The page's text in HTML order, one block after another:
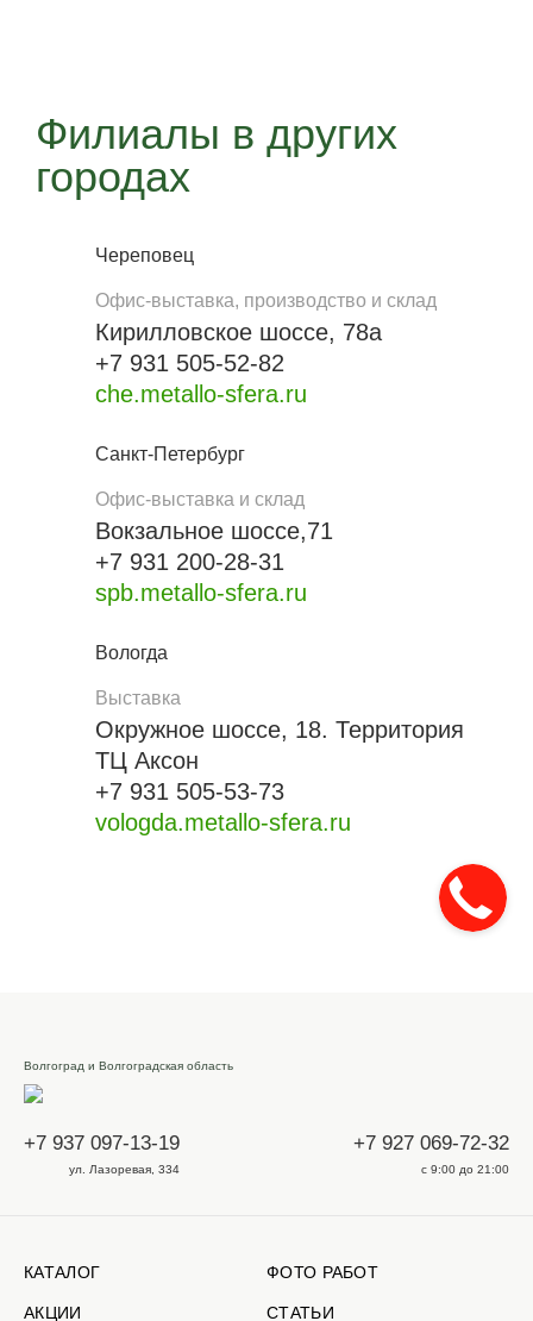
Филиалы в других
городах
Череповец
Офис-выставка, производство и склад
Кирилловское шоссе, 78а
+7 931 505-52-82
che.metallo-sfera.ru
Санкт-Петербург
Офис-выставка и склад
Вокзальное шоссе,71
+7 931 200-28-31
spb.metallo-sfera.ru
Вологда
Выставка
Окружное шоссе, 18. Территория
ТЦ Аксон
+7 931 505-53-73
vologda.metallo-sfera.ru
Волгоград и Волгоградская область
+7 937 097-13-19
ул. Лазоревая, 334
+7 927 069-72-32
с 9:00 до 21:00
КАТАЛОГ
АКЦИИ
ФОТО РАБОТ
СТАТЬИ